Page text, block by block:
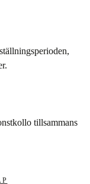
tillsammans